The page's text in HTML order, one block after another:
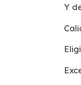
Y